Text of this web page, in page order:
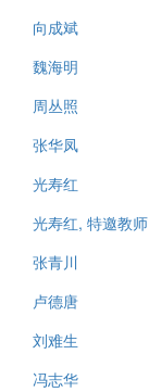
向成斌
魏海明
周丛照
张华凤
光寿红
光寿红, 特邀教师
张青川
卢德唐
刘难生
冯志华